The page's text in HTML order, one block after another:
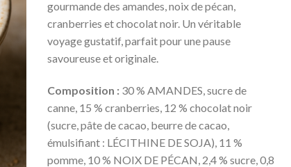
gourmande des amandes, noix de pécan,
cranberries et chocolat noir. Un véritable
voyage gustatif, parfait pour une pause
savoureuse et originale.
Composition : 30 % AMANDES, sucre de
canne, 15 % cranberries, 12 % chocolat noir
(sucre, pâte de cacao, beurre de cacao,
émulsifiant : LÉCITHINE DE SOJA), 11 %
pomme, 10 % NOIX DE PÉCAN, 2,4 % sucre, 0,8